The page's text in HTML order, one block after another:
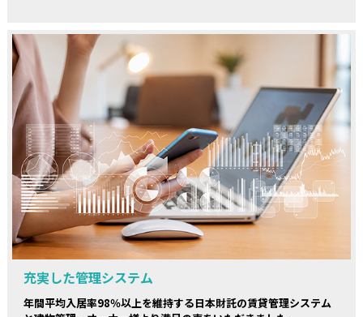
充実した管理システム
年間平均入居率98％以上を維持する日本財託の賃貸管理システム